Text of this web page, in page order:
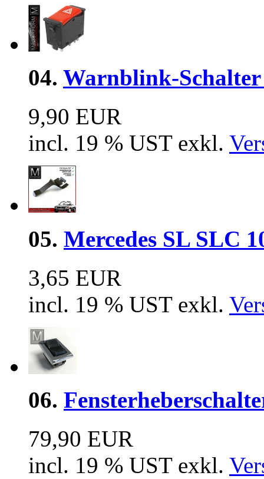
04. Warnblink-Schalter
9,90 EUR
incl. 19 % UST exkl.
05. Mercedes SL SLC
3,65 EUR
incl. 19 % UST exkl.
06.
79,90 EUR
incl. 19 % UST exkl.